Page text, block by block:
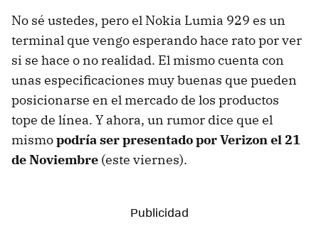
No sé ustedes, pero el Nokia Lumia 929 es un
terminal que vengo esperando hace rato por ver
si se hace o no realidad. El mismo cuenta con
unas especificaciones muy buenas que pueden
posicionarse en el mercado de los productos
tope de línea. Y ahora, un rumor dice que el
mismopodría ser presentado por Verizon el 21
de Noviembre (este viernes).